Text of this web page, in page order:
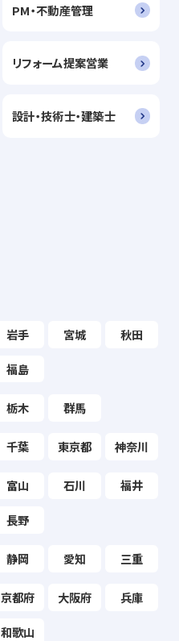
PM・不動産管理
リフォーム提案営業
設計・技術士・建築士
岩手 宮城 秋田
福島
栃木 群馬
千葉 東京都 神奈川
富山 石川 福井
長野
静岡 愛知 三重
京都府 大阪府 兵庫
和歌山